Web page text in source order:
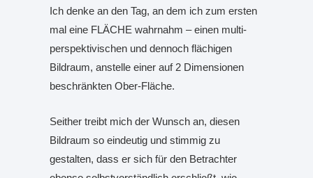
Ich denke an den Tag, an dem ich zum ersten
mal eine FLÄCHE wahrnahm – einen multi-
perspektivischen und dennoch flächigen
Bildraum, anstelle einer auf 2 Dimensionen
beschränkten Ober-Fläche.
Seither treibt mich der Wunsch an, diesen
Bildraum so eindeutig und stimmig zu
gestalten, dass er sich für den Betrachter